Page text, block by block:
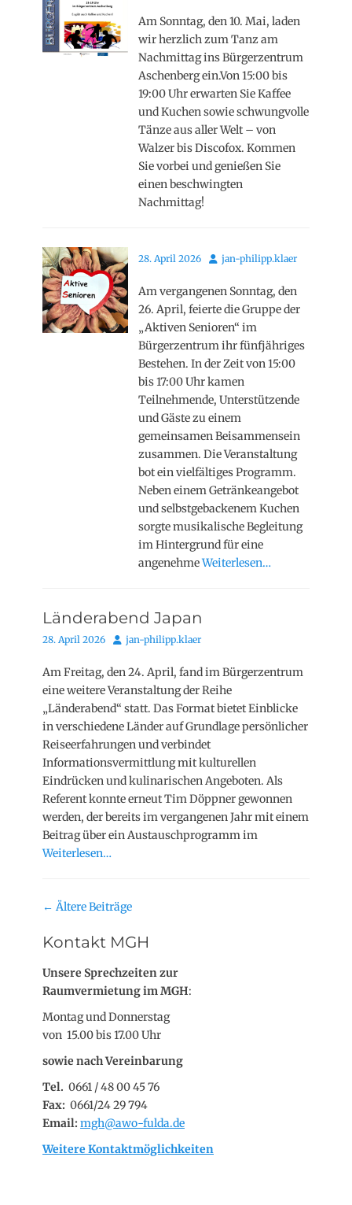
Am Sonntag, den 10. Mai, laden
wir herzlich zum Tanz am
Nachmittag ins Bürgerzentrum
Aschenberg ein.Von 15:00 bis
19:00 Uhr erwarten Sie Kaffee
und Kuchen sowie schwungvolle
Tänze aus aller Welt – von
Walzer bis Discofox. Kommen
Sie vorbei und genießen Sie
einen beschwingten
Nachmittag!
Posted
28. April 2026 Autorjan-philipp.klaer
Am vergangenen Sonntag, den
26. April, feierte die Gruppe der
„Aktiven Senioren“ im
Bürgerzentrum ihr fünfjähriges
Bestehen. In der Zeit von 15:00
bis 17:00 Uhr kamen
Teilnehmende, Unterstützende
und Gäste zu einem
gemeinsamen Beisammensein
zusammen. Die Veranstaltung
bot ein vielfältiges Programm.
Neben einem Getränkeangebot
und selbstgebackenem Kuchen
sorgte musikalische Begleitung
im Hintergrund für eine
angenehmeWeiterlesen…
Länderabend Japan
Posted
28. April 2026 Autorjan-philipp.klaer
Am Freitag, den 24. April, fand im Bürgerzentrum
eine weitere Veranstaltung der Reihe
„Länderabend“ statt. Das Format bietet Einblicke
in verschiedene Länder auf Grundlage persönlicher
Reiseerfahrungen und verbindet
Informationsvermittlung mit kulturellen
Eindrücken und kulinarischen Angeboten. Als
Referent konnte erneut Tim Döppner gewonnen
werden, der bereits im vergangenen Jahr mit einem
Beitrag über ein Austauschprogramm im
Weiterlesen…
Beitragsnavigation
← Ältere Beiträge
Kontakt MGH
Unsere Sprechzeiten zur
Raumvermietung im MGH:
Montag und Donnerstag
von 15.00 bis 17.00 Uhr
sowie nach Vereinbarung
Tel. 0661 / 48 00 45 76
Fax: 0661/24 29 794
Email: mgh@awo-fulda.de
Weitere Kontaktmöglichkeiten